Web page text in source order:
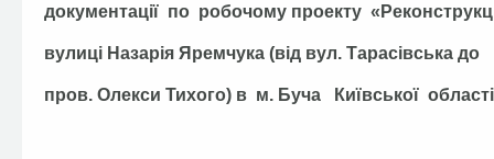
документації по робочому проекту
вулиці Назарія Яремчука (від вул. Тарасівська до
пров. Олекси Тихого) в м. Буча Київської